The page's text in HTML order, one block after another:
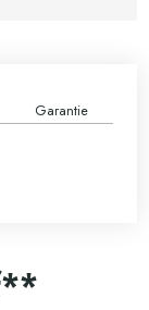
Garantie